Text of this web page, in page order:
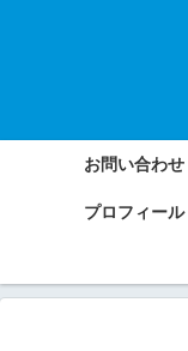
お問い合わせ
プロフィール